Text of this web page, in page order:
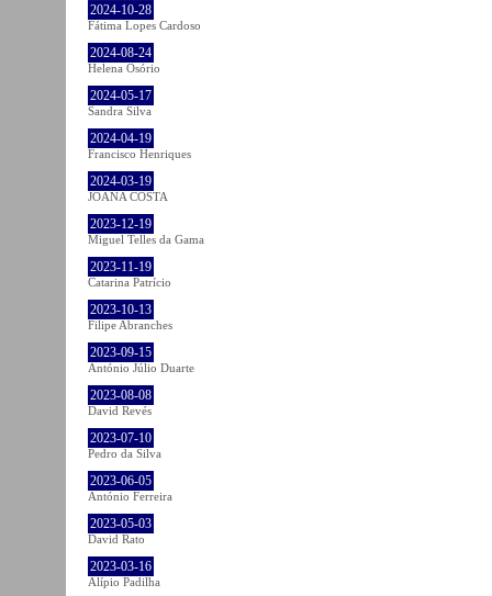
2024-10-28
Fátima Lopes Cardoso
2024-08-24
Helena Osório
2024-05-17
Sandra Silva
2024-04-19
Francisco Henriques
2024-03-19
JOANA COSTA
2023-12-19
Miguel Telles da Gama
2023-11-19
Catarina Patrício
2023-10-13
Filipe Abranches
2023-09-15
António Júlio Duarte
2023-08-08
David Revés
2023-07-10
Pedro da Silva
2023-06-05
António Ferreira
2023-05-03
David Rato
2023-03-16
Alípio Padilha